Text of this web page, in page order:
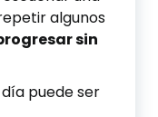
algunos
sin
puede ser